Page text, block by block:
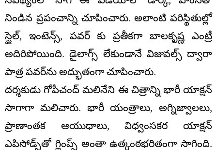
నిండిన ప్రపంచాన్ని చూపించారు. అలాంటి పరిస్థితుల్లో
స్టైల్, ఇంటెన్స్, పవర్ కు ప్రతీకగా బాలకృష్ణ ఎంట్రీ
అదిరిపోయింది. డైలాగ్స్ లేకుండానే విజువల్స్ ద్వారా
పాత్ర పవర్‌ను అద్భుతంగా చూపించారు.
దర్శకుడు గోపీచంద్ మలినేని ఈ చిత్రాన్ని భారీ యాక్షన్
సాగాగా మలిచారు. భారీ యంత్రాలు, అగ్నిజ్వాలలు,
ప్రాణాంతక ఆయుధాలు, విధ్వంసకర యాక్షన్
ఎపిసోడ్స్‌తో గ్లింప్స్ అంతా ఉత్కంఠభరితంగా సాగింది.